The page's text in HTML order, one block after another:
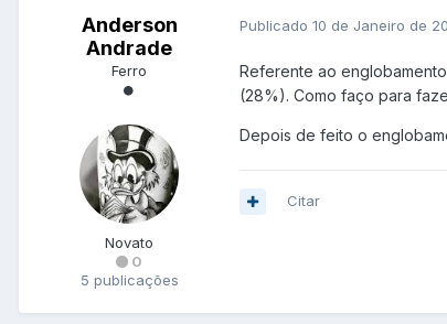
Anderson
Andrade
Ferro
Novato
0
5 publicações
Publicado 10 de Janeiro de
Referente ao
(28%). Como faço para
Depois de feito o
Citar